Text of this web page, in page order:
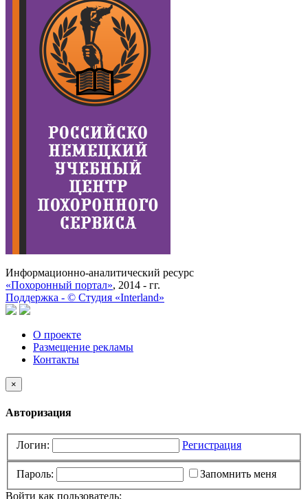
Информационно-аналитический ресурс
«Похоронный портал», 2014 - гг.
Поддержка - © Cтудия «Interland»
О проекте
Размещение рекламы
Контакты
×
Авторизация
Логин: Регистрация
Пароль:
Запомнить меня
Войти как пользователь: